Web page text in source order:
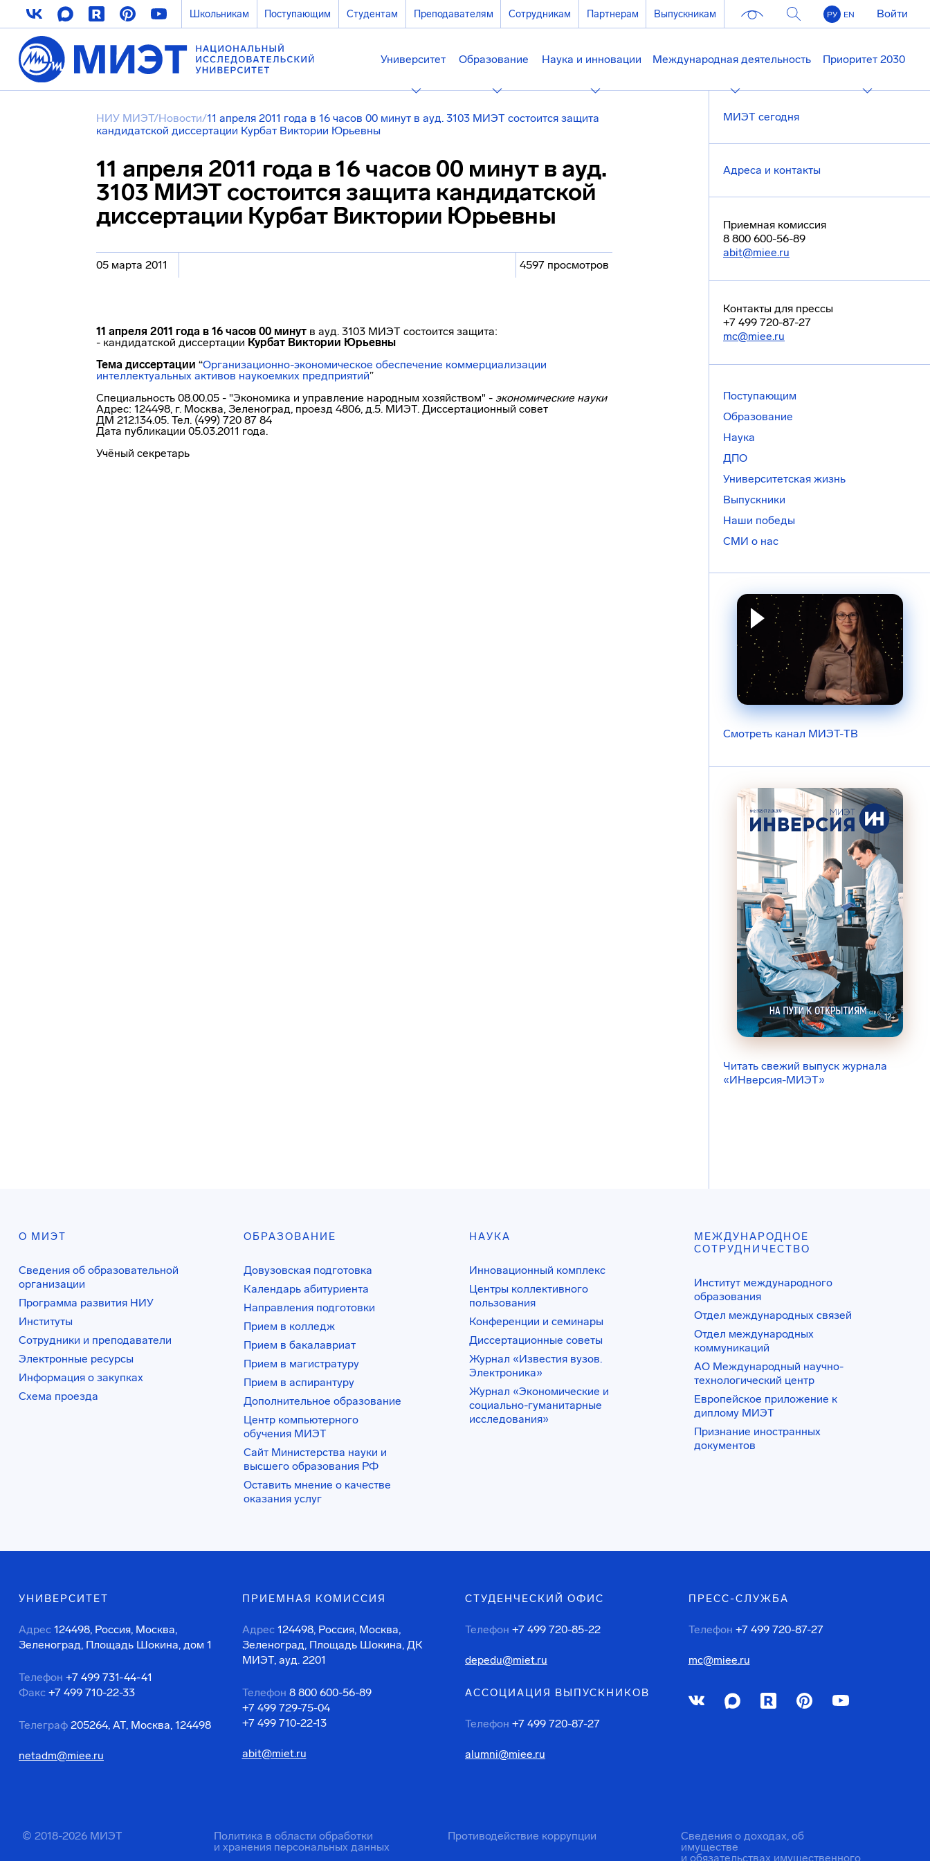
Школьникам Поступающим Студентам Преподавателям Сотрудникам Партнерам Выпускникам РУ EN Войти
Университет Образование Наука и инновации Международная деятельность Приоритет 2030
НИУ МИЭТ/Новости/11 апреля 2011 года в 16 часов 00 минут в ауд. 3103 МИЭТ состоится защита
кандидатской диссертации Курбат Виктории Юрьевны
11 апреля 2011 года в 16 часов 00 минут в ауд.
3103 МИЭТ состоится защита кандидатской
диссертации Курбат Виктории Юрьевны
05 марта 2011 4597 просмотров
11 апреля 2011 года в 16 часов 00 минут в ауд. 3103 МИЭТ состоится защита:
- кандидатской диссертации Курбат Виктории Юрьевны
Тема диссертации “Организационно-экономическое обеспечение коммерциализации
интеллектуальных активов наукоемких предприятий”
Специальность 08.00.05 - "Экономика и управление народным хозяйством" - экономические науки
Адрес: 124498, г. Москва, Зеленоград, проезд 4806, д.5. МИЭТ. Диссертационный совет
ДМ 212.134.05. Тел. (499) 720 87 84
Дата публикации 05.03.2011 года.
Учёный секретарь
МИЭТ сегодня
Адреса и контакты
Приемная комиссия
8 800 600-56-89
abit@miee.ru
Контакты для прессы
+7 499 720-87-27
mc@miee.ru
Поступающим
Образование
Наука
ДПО
Университетская жизнь
Выпускники
Наши победы
СМИ о нас
Смотреть канал МИЭТ-ТВ
Читать свежий выпуск журнала
«ИНверсия-МИЭТ»
О МИЭТ
Сведения об образовательной
организации
Программа развития НИУ
Институты
Сотрудники и преподаватели
Электронные ресурсы
Информация о закупках
Схема проезда
ОБРАЗОВАНИЕ
Довузовская подготовка
Календарь абитуриента
Направления подготовки
Прием в колледж
Прием в бакалавриат
Прием в магистратуру
Прием в аспирантуру
Дополнительное образование
Центр компьютерного
обучения МИЭТ
Сайт Министерства науки и
высшего образования РФ
Оставить мнение о качестве
оказания услуг
НАУКА
Инновационный комплекс
Центры коллективного
пользования
Конференции и семинары
Диссертационные советы
Журнал «Известия вузов.
Электроника»
Журнал «Экономические и
социально-гуманитарные
исследования»
МЕЖДУНАРОДНОЕ
СОТРУДНИЧЕСТВО
Институт международного
образования
Отдел международных связей
Отдел международных
коммуникаций
АО Международный научно-
технологический центр
Европейское приложение к
диплому МИЭТ
Признание иностранных
документов
УНИВЕРСИТЕТ
Адрес 124498, Россия, Москва,
Зеленоград, Площадь Шокина, дом 1
Телефон +7 499 731-44-41
Факс +7 499 710-22-33
Телеграф 205264, АТ, Москва, 124498
netadm@miee.ru
ПРИЕМНАЯ КОМИССИЯ
Адрес 124498, Россия, Москва,
Зеленоград, Площадь Шокина, ДК
МИЭТ, ауд. 2201
Телефон 8 800 600-56-89
+7 499 729-75-04
+7 499 710-22-13
abit@miet.ru
СТУДЕНЧЕСКИЙ ОФИС
Телефон +7 499 720-85-22
depedu@miet.ru
АССОЦИАЦИЯ ВЫПУСКНИКОВ
Телефон +7 499 720-87-27
alumni@miee.ru
ПРЕСС-СЛУЖБА
Телефон +7 499 720-87-27
mc@miee.ru
© 2018-2026 МИЭТ
Политика в области обработки
и хранения персональных данных
Противодействие коррупции
Сведения о доходах, об
имуществе
и обязательствах имущественного